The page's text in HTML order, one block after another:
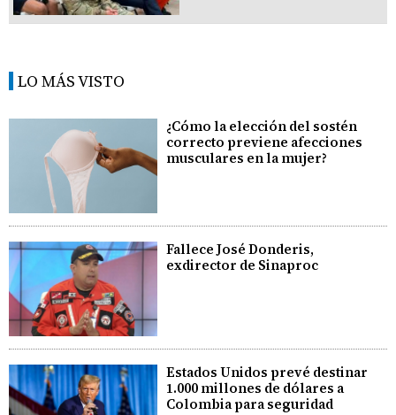
LO MÁS VISTO
¿Cómo la elección del sostén
correcto previene afecciones
musculares en la mujer?
Fallece José Donderis,
exdirector de Sinaproc
Estados Unidos prevé destinar
1.000 millones de dólares a
Colombia para seguridad